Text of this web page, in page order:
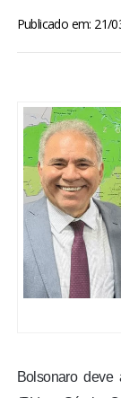
ESPORTES
ENQUETE
TV LPB
COLUNISTAS
Publicado em: 21/
Bolsonaro deve